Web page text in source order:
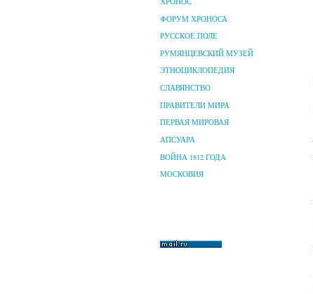
ФОРУМ ХРОНОСА
РУССКОЕ ПОЛЕ
РУМЯНЦЕВСКИЙ МУЗЕЙ
ЭТНОЦИКЛОПЕДИЯ
СЛАВЯНСТВО
ПРАВИТЕЛИ МИРА
ПЕРВАЯ МИРОВАЯ
АПСУАРА
ВОЙНА 1812 ГОДА
МОСКОВИЯ